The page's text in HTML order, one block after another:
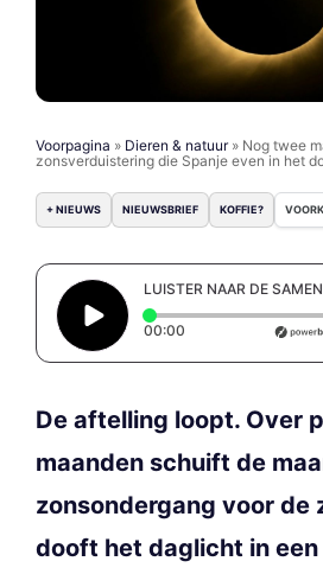
Voorpagina » Dieren & natuur» Nog twee
zonsverduistering die Spanje even in het
+ NIEUWS NIEUWSBRIEF KOFFIE?
LUISTER NAAR DE
00:00 Elapsed time: 0
De aftelling loopt. Over
maanden schuift de
zonsondergang voor de
dooft het daglicht in